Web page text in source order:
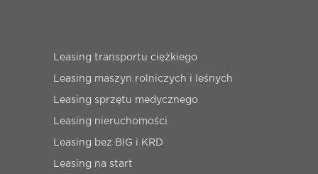
Leasing transportu ciężkiego
Leasing maszyn rolniczych i leśnych
Leasing sprzętu medycznego
Leasing nieruchomości
Leasing bez BIG i KRD
Leasing na start